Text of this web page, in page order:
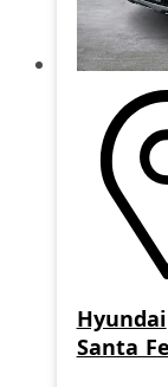
Hyundai
Santa